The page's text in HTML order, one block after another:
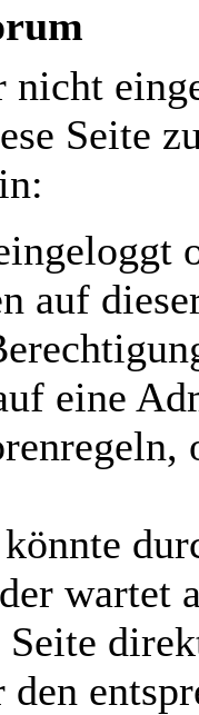
nicht
Seite
auf
eine
wartet